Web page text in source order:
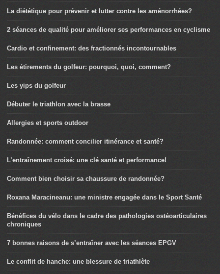
La diététique pour prévenir et lutter contre les aménorrhées?
2 séances de qualité pour améliorer ses performances en cyclisme
Cardio et confinement: des fractionnés incontournables
Les étirements du golfeur: pourquoi, quoi, comment?
Les yips du golfeur
Débuter le triathlon avec la brasse
Allergies et sports outdoor
Randonnée: comment concilier itinérance et santé?
L’entraînement croisé: une clé santé et performance!
Comment bien choisir sa chaussure de randonnée?
Roxana Maracineanu: une ministre engagée dans le Sport Santé
Bénéfices du vélo dans le cadre des pathologies ostéoarticulaires
chroniques
7 bonnes raisons de s’entraîner avec les séances EPGV
Le conflit de hanche: une blessure de triathlète